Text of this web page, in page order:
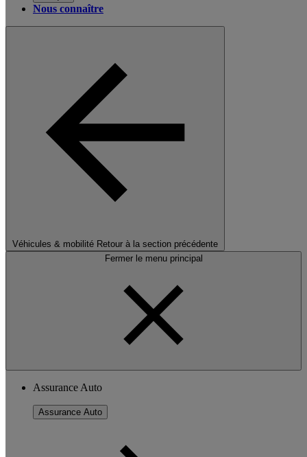
Nous connaître
Véhicules & mobilité Retour à la section précédente
Fermer le menu principal
Assurance Auto
Assurance Auto